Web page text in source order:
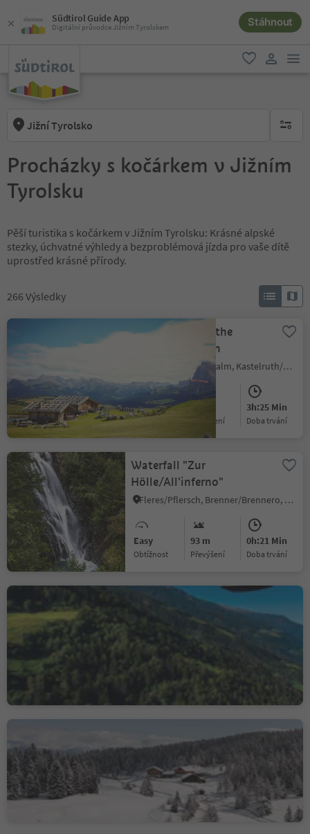
Südtirol Guide App
Digitální průvodce Jižním Tyrolskem Stáhnout
oblíbené
Jižní Tyrolsko brak
Procházky s kočárkem v Jižním
Tyrolsku
Pěší turistika s kočárkem v Jižním Tyrolsku: Krásné alpské
stezky, úchvatné výhledy a bezproblémová jízda pro vaše dítě
uprostřed krásné přírody.
266 Výsledky
Compatsch - to the
Refuge Molignon
Alpe di Siusi/Seiseralm, Kastelruth/Castelrotto, Dolomites Region Seiser Alm
Medium
Obtížnost Převýšení
3h:25 Min
doba trvání
Waterfall "Zur
Hölle/All'inferno"
Fleres/Pflersch, Brenner/Brennero, Sterzing/Vipiteno and environs
Easy
Obtížnost
93 m
Převýšení
0h:21 Min
doba trvání
Nörderberg High Forest
84 m
Převýšení
1h:19 Min
doba trvání
Rodenecker-Lüsner Alm
Easy
Obtížnost
260 m
Převýšení
3h:34 Min
doba trvání